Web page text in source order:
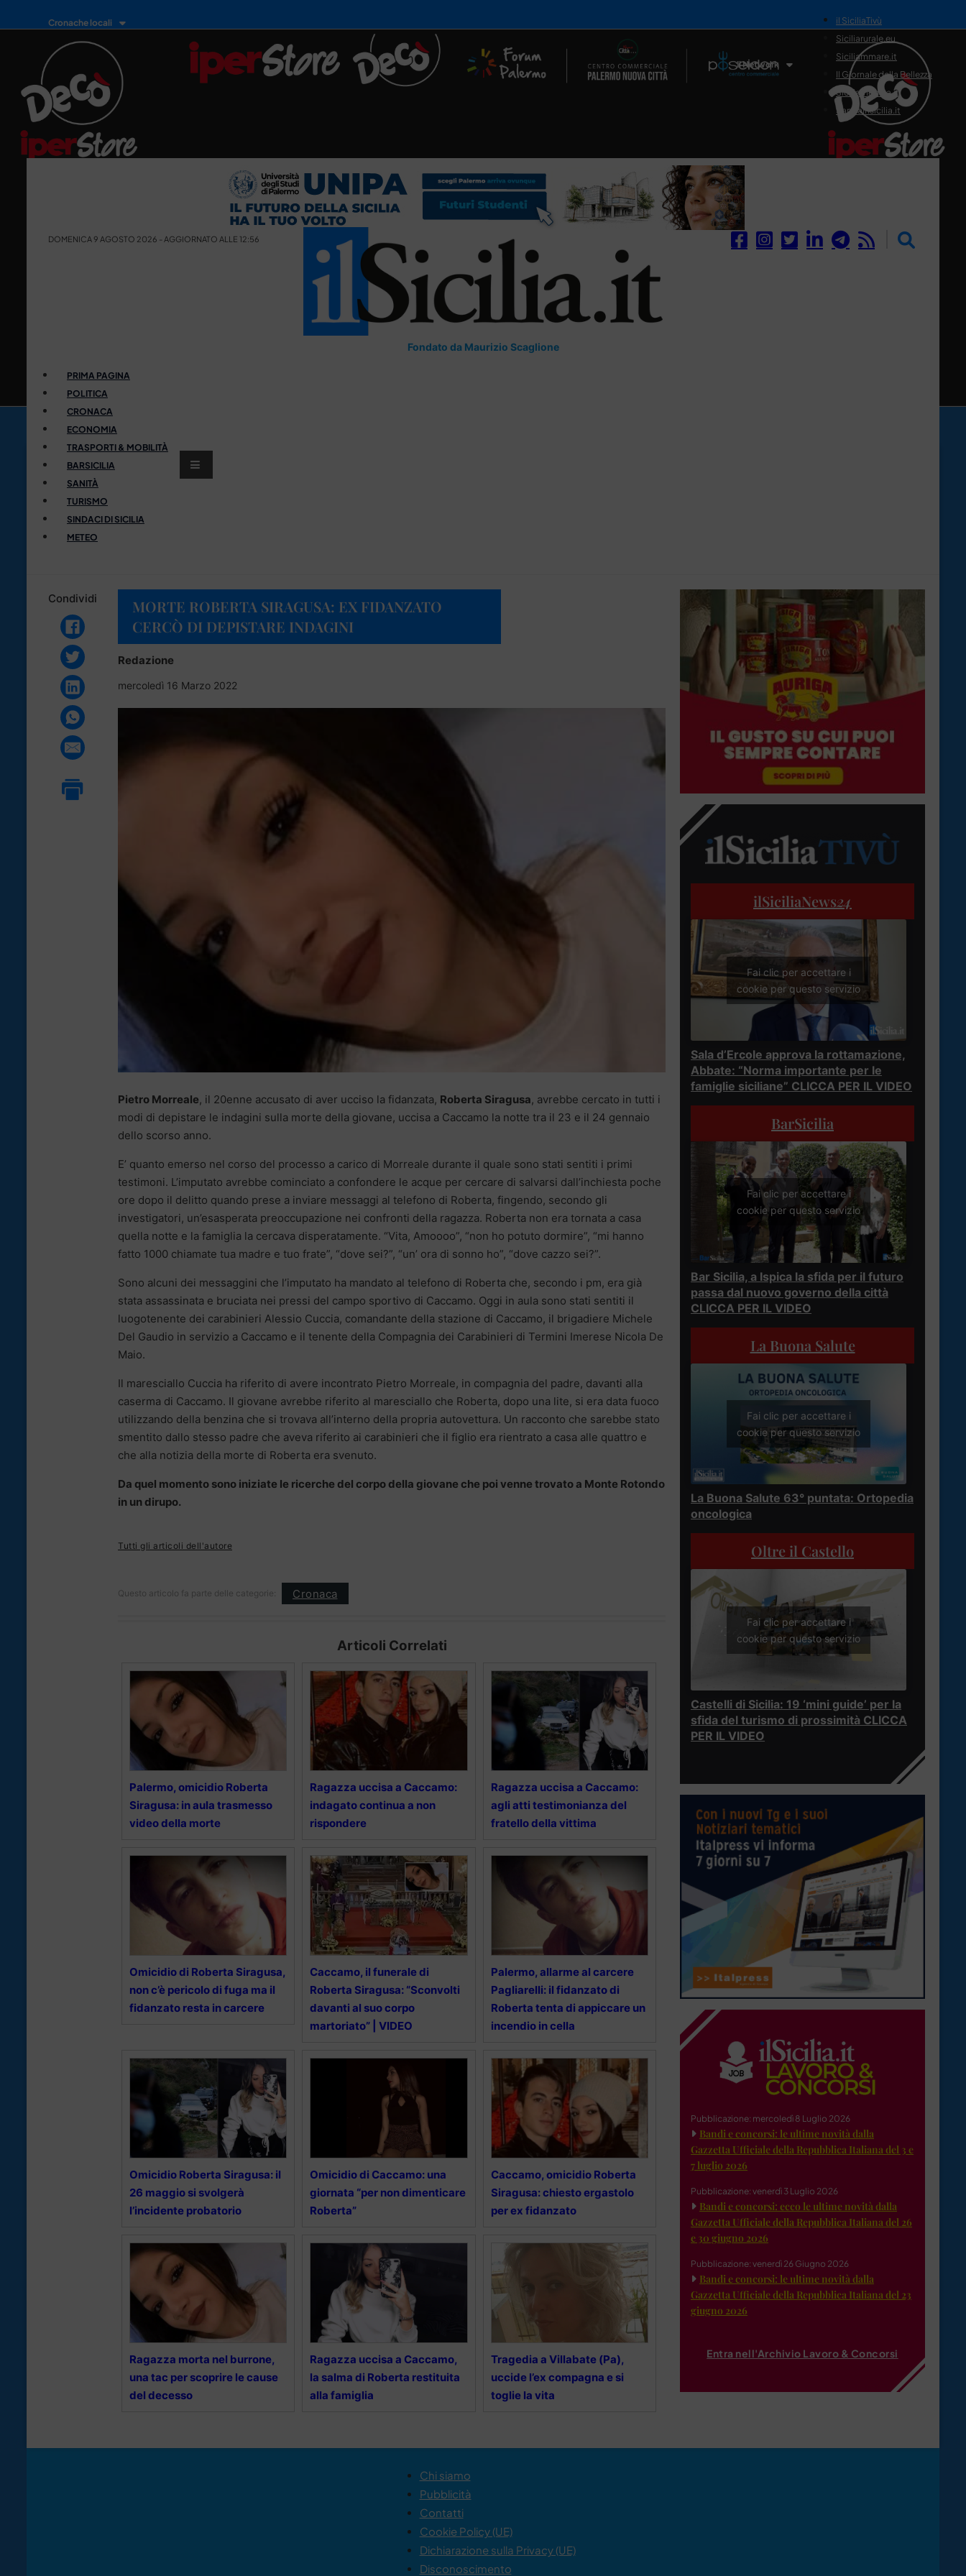
Cronache locali
Il Network
il SiciliaTivù
Siciliarurale.eu
Siciliammare.it
Il Giornale della Bellezza
Siciliamedica.it
Sanitainsicilia.it
DOMENICA 9 AGOSTO 2026 - AGGIORNATO ALLE 12:56
Fondato da Maurizio Scaglione
PRIMA PAGINA
POLITICA
CRONACA
ECONOMIA
TRASPORTI & MOBILITÀ
BARSICILIA
SANITÀ
TURISMO
SINDACI DI SICILIA
METEO
Condividi
MORTE ROBERTA SIRAGUSA: EX FIDANZATO
CERCÒ DI DEPISTARE INDAGINI
Redazione
mercoledì 16 Marzo 2022
Pietro Morreale, il 20enne accusato di aver ucciso la fidanzata, Roberta Siragusa, avrebbe cercato in tutti i
modi di depistare le indagini sulla morte della giovane, uccisa a Caccamo la notte tra il 23 e il 24 gennaio
dello scorso anno.
E’ quanto emerso nel corso del processo a carico di Morreale durante il quale sono stati sentiti i primi
testimoni. L’imputato avrebbe cominciato a confondere le acque per cercare di salvarsi dall’inchiesta poche
ore dopo il delitto quando prese a inviare messaggi al telefono di Roberta, fingendo, secondo gli
investigatori, un’esasperata preoccupazione nei confronti della ragazza. Roberta non era tornata a casa
quella notte e la famiglia la cercava disperatamente. “Vita, Amoooo”, “non ho potuto dormire”, “mi hanno
fatto 1000 chiamate tua madre e tuo frate”, “dove sei?”, “un’ ora di sonno ho”, “dove cazzo sei?”.
Sono alcuni dei messaggini che l’imputato ha mandato al telefono di Roberta che, secondo i pm, era già
stata assassinata e bruciata nei pressi del campo sportivo di Caccamo. Oggi in aula sono stati sentiti il
luogotenente dei carabinieri Alessio Cuccia, comandante della stazione di Caccamo, il brigadiere Michele
Del Gaudio in servizio a Caccamo e il tenente della Compagnia dei Carabinieri di Termini Imerese Nicola De
Maio.
Il maresciallo Cuccia ha riferito di avere incontrato Pietro Morreale, in compagnia del padre, davanti alla
caserma di Caccamo. Il giovane avrebbe riferito al maresciallo che Roberta, dopo una lite, si era data fuoco
utilizzando della benzina che si trovava all’interno della propria autovettura. Un racconto che sarebbe stato
smentito dallo stesso padre che aveva riferito ai carabinieri che il figlio era rientrato a casa alle quattro e
che alla notizia della morte di Roberta era svenuto.
Da quel momento sono iniziate le ricerche del corpo della giovane che poi venne trovato a Monte Rotondo
in un dirupo.
Tutti gli articoli dell'autore
Questo articolo fa parte delle categorie: Cronaca
Articoli Correlati
Palermo, omicidio Roberta
Siragusa: in aula trasmesso
video della morte
Ragazza uccisa a Caccamo:
indagato continua a non
rispondere
Ragazza uccisa a Caccamo:
agli atti testimonianza del
fratello della vittima
Omicidio di Roberta Siragusa,
non c’è pericolo di fuga ma il
fidanzato resta in carcere
Caccamo, il funerale di
Roberta Siragusa: “Sconvolti
davanti al suo corpo
martoriato” | VIDEO
Palermo, allarme al carcere
Pagliarelli: il fidanzato di
Roberta tenta di appiccare un
incendio in cella
Omicidio Roberta Siragusa: il
26 maggio si svolgerà
l’incidente probatorio
Omicidio di Caccamo: una
giornata “per non dimenticare
Roberta”
Caccamo, omicidio Roberta
Siragusa: chiesto ergastolo
per ex fidanzato
Ragazza morta nel burrone,
una tac per scoprire le cause
del decesso
Ragazza uccisa a Caccamo,
la salma di Roberta restituita
alla famiglia
Tragedia a Villabate (Pa),
uccide l’ex compagna e si
toglie la vita
ilSiciliaNews24
Fai clic per accettare i
cookie per questo servizio
Sala d’Ercole approva la rottamazione,
Abbate: “Norma importante per le
famiglie siciliane” CLICCA PER IL VIDEO
BarSicilia
Fai clic per accettare i
cookie per questo servizio
Bar Sicilia, a Ispica la sfida per il futuro
passa dal nuovo governo della città
CLICCA PER IL VIDEO
La Buona Salute
Fai clic per accettare i
cookie per questo servizio
La Buona Salute 63° puntata: Ortopedia
oncologica
Oltre il Castello
Fai clic per accettare i
cookie per questo servizio
Castelli di Sicilia: 19 ‘mini guide’ per la
sfida del turismo di prossimità CLICCA
PER IL VIDEO
Pubblicazione: mercoledì 8 Luglio 2026
Bandi e concorsi: le ultime novità dalla
Gazzetta Ufficiale della Repubblica Italiana del 3 e
7 luglio 2026
Pubblicazione: venerdì 3 Luglio 2026
Bandi e concorsi: ecco le ultime novità dalla
Gazzetta Ufficiale della Repubblica Italiana del 26
e 30 giugno 2026
Pubblicazione: venerdì 26 Giugno 2026
Bandi e concorsi: le ultime novità dalla
Gazzetta Ufficiale della Repubblica Italiana del 23
giugno 2026
Entra nell'Archivio Lavoro & Concorsi
Chi siamo
Pubblicità
Contatti
Cookie Policy (UE)
Dichiarazione sulla Privacy (UE)
Disconoscimento